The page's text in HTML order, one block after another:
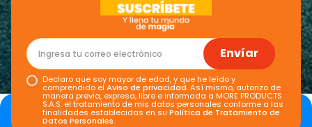
Envíar
Declaro que soy mayor de edad, y que he leído y
comprendido elAviso de privacidad. Así mismo, autorizo de
manera previa, expresa, libre e informada a MORE PRODUCTS
S.A.S. el tratamiento de mis datos personales conforme a las
finalidades establecidas en suPolítica de Tratamiento de
Datos Personales.